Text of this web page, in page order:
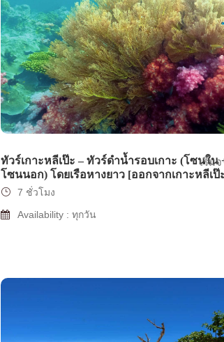
ทัวร์เกาะหลีเป๊ะ – ทัวร์ดำน้ำรอบเกาะ (โซนใน
โซนนอก) โดยเรือหางยาว [ออกจากเกาะหลีเป๊
เริ่มจ
7 ชั่วโมง
Availability : ทุกวัน